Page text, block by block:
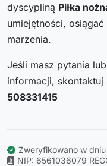
dyscypliną Piłka
umiejętności,
marzenia.
Jeśli masz pytania
informacji, skontaktuj
508331415
Zweryfikowano w
NIP: 6561036079